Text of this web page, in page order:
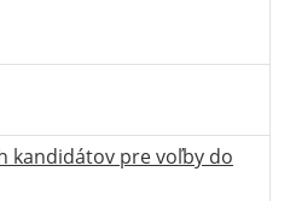
kandidátov pre voľby do